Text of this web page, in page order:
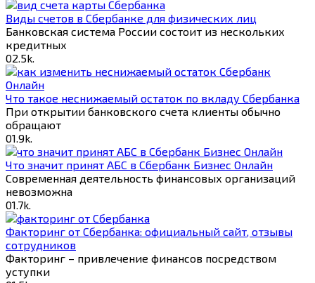
Виды счетов в Сбербанке для физических лиц
Банковская система России состоит из нескольких
кредитных
02.5k.
Что такое неснижаемый остаток по вкладу Сбербанка
При открытии банковского счета клиенты обычно
обращают
01.9k.
Что значит принят АБС в Сбербанк Бизнес Онлайн
Современная деятельность финансовых организаций
невозможна
01.7k.
Факторинг от Cбербанка: официальный сайт, отзывы
сотрудников
Факторинг – привлечение финансов посредством
уступки